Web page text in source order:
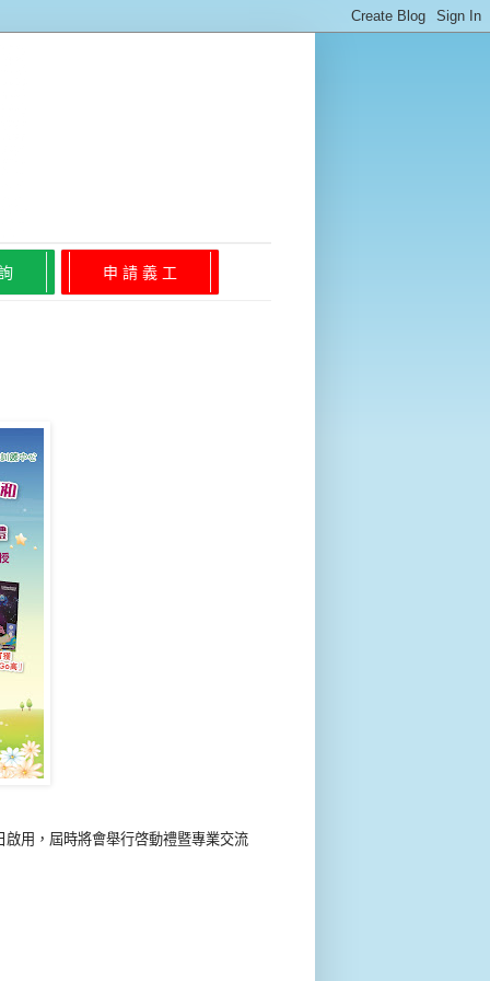
申 請 義 工
用，屆時將會舉行啓動禮暨專業交流